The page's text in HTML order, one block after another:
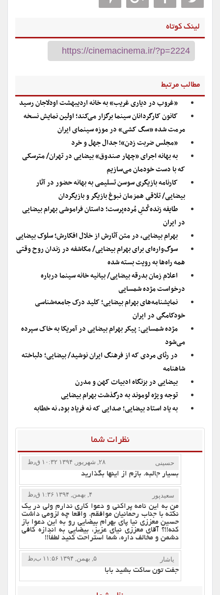
لینک کوتاه
مطالب مرتبط
«غروب در دیاری غریب» به خانه اردیبهشت اودلاجان رسید
کانون کارگردانان سینما برگزار می‌کند؛ اولین نمایش نسخه
مرمت شده «سگ کشی» در موزه سینمای ایران
«مجلس ضربت زدن»؛ جدال جهل و خرد
به بهانه اجرای «چهار صندوق» بیضایی در تهران/ مترسکی
که با دست خودمان می‌سازیم
کارنامه بازیگری سوسن تسلیمی به بهانه حضور در آثار
بیضایی/ تلاقی همزمان نبوغ بازیگر و بازیگردان
طایفه زنده‌کُشِ مُرده‌پرست؛ داستان فراموشی بهرام بیضایی
در ایران
بهرام بیضایی، در متن آثارش از خلال افکارش؛ سلوک بیضایی
سوگ‌واره‌ای برای بهرام بیضایی/ مکاشفه در زندان روح وقتی
همه‌ راه‌‌ها به رویت بسته شده
اعلام زمان بدرقه بیضایی/ بیانیه خانه سینما درباره
درخواست مژده شمسایی
نمایشنامه‌های بهرام بیضایی؛ کلید درک جامعه‌شناسی
خودکامگی در ایران
مژده شمسایی: پیکر بهرام بیضایی در آمریکا به خاک سپرده
می‌شود
در رثای مردی که از فرهنگ ایران نوشید/ بیضایی؛ دلباخته
شاهنامه
بیضایی در بزنگاه ادبیات کهن و مدرن
توجه ویژه لوموند به درگذشت بهرام بیضایی
به یاد استاد بیضایی؛ صدایی که نه فریاد بود، نه خطابه
نظرات شما
حسینی ۲۸, شهریور, ۱۳۹۴ ۱۰:۳۲ ق٫ظ
بسیار جالبه. بازم از اینها بگذارید
سعیدپور ۴, بهمن, ۱۳۹۴ ۱:۳۶ ق٫ظ
من به این نامه پراکنی و دعوا کاری ندارم ولی در یک
نکته با جناب رحمانیان موافقم. واقعا چه لزومی داشت
حسین معززی نیا پای بهرام بیضایی رو به این دعوا باز
کنه!!؟ آقای معززی نیای عزیز، بیضایی به اندازه کافی
دشمن و مخالف داره، شما استراحت کنید لطفاً!!
یاشار ۵, بهمن, ۱۳۹۴ ۱۱:۵۶ ب٫ظ
جفت تون ساکت بشید بابا